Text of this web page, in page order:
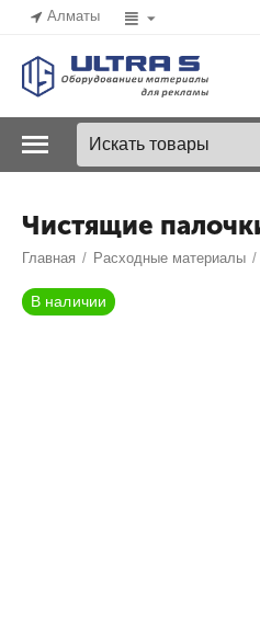
Алматы
Чистящие
Главная / Расходные материалы /
В наличии